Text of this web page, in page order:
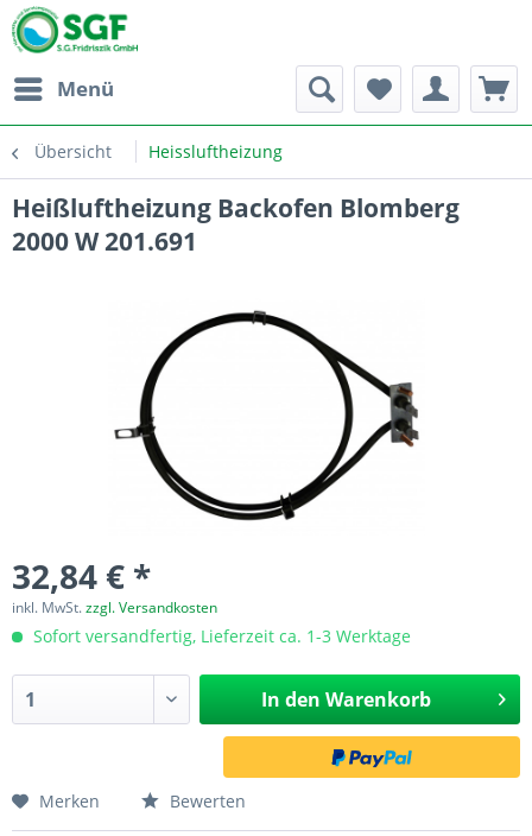
Menü
Übersicht Heissluftheizung
Heißluftheizung Backofen Blomberg
2000 W 201.691
32,84 € *
inkl. MwSt.zzgl. Versandkosten
Sofort versandfertig, Lieferzeit ca. 1-3 Werktage
In den Warenkorb
Merken Bewerten